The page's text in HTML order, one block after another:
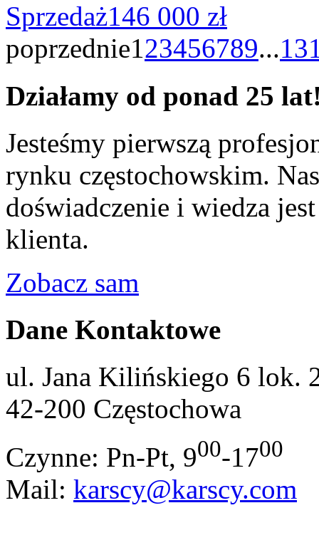
Sprzedaż146 000 zł
poprzednie123456789...13
Działamy od ponad 25
Jesteśmy pierwszą
rynku częstochowskim.
doświadczenie i wiedza
klienta.
Zobacz sam
Dane Kontaktowe
ul. Jana Kilińskiego 6 lok.
42-200 Częstochowa
Czynne: Pn-Pt, 900-1700
Mail: karscy@karscy.com